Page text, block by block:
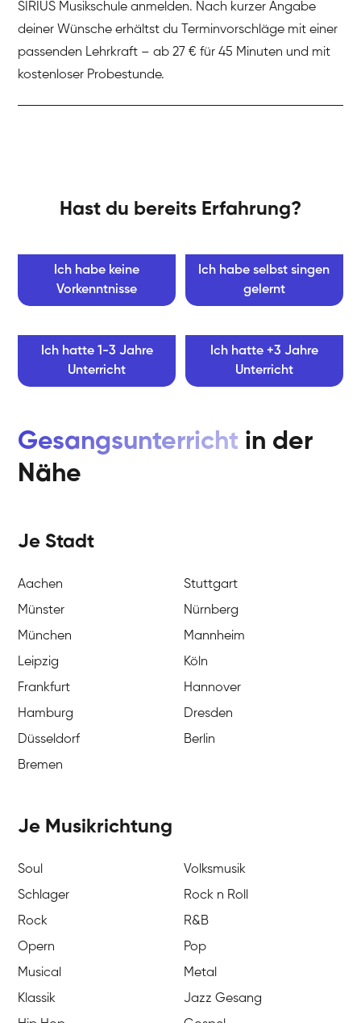
SIRIUS Musikschule anmelden. Nach kurzer Angabe
deiner Wünsche erhältst du Terminvorschläge mit einer
passenden Lehrkraft – ab 27 € für 45 Minuten und mit
kostenloser Probestunde.
Hast du bereits Erfahrung?
Ich habe keine
Vorkenntnisse
Ich habe selbst singen
gelernt
Ich hatte 1-3 Jahre
Unterricht
Ich hatte +3 Jahre
Unterricht
Gesangsunterricht in der
Nähe
Je Stadt
Aachen
Stuttgart
Münster
Nürnberg
München
Mannheim
Leipzig
Köln
Frankfurt
Hannover
Hamburg
Dresden
Düsseldorf
Berlin
Bremen
Je Musikrichtung
Soul
Volksmusik
Schlager
Rock n Roll
Rock
R&B
Opern
Pop
Musical
Metal
Klassik
Jazz Gesang